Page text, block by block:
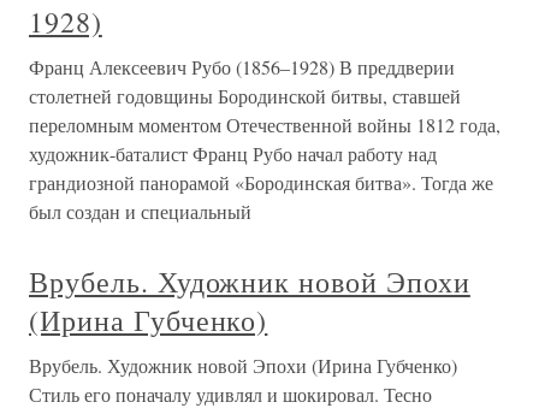
1928)
Франц Алексеевич Рубо (1856–1928) В преддверии
столетней годовщины Бородинской битвы, ставшей
переломным моментом Отечественной войны 1812 года,
художник-баталист Франц Рубо начал работу над
грандиозной панорамой «Бородинская битва». Тогда же
был создан и специальный
Врубель. Художник новой Эпохи
(Ирина Губченко)
Врубель. Художник новой Эпохи (Ирина Губченко)
Стиль его поначалу удивлял и шокировал. Тесно